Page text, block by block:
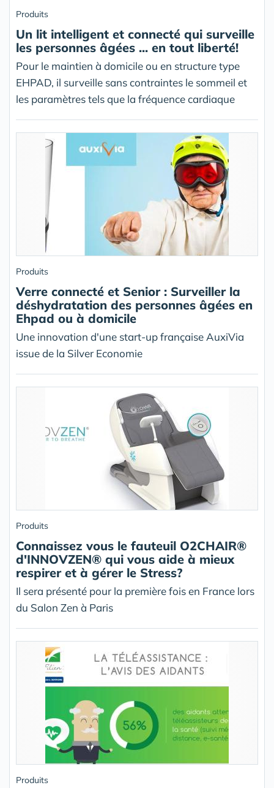
Produits
Un lit intelligent et connecté qui surveille
les personnes âgées ... en tout liberté!
Pour le maintien à domicile ou en structure type
EHPAD, il surveille sans contraintes le sommeil et
les paramètres tels que la fréquence cardiaque
Produits
Verre connecté et Senior : Surveiller la
déshydratation des personnes âgées en
Ehpad ou à domicile
Une innovation d'une start-up française AuxiVia
issue de la Silver Economie
Produits
Connaissez vous le fauteuil O2CHAIR®
d'INNOVZEN® qui vous aide à mieux
respirer et à gérer le Stress?
Il sera présenté pour la première fois en France lors
du Salon Zen à Paris
Produits